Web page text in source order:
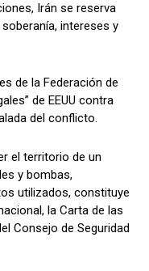
Irán se reserva
intereses y
de la Federación de
de EEUU contra
del conflicto.
el territorio de un
y bombas,
utilizados, constituye
la Carta de las
Consejo de Seguridad